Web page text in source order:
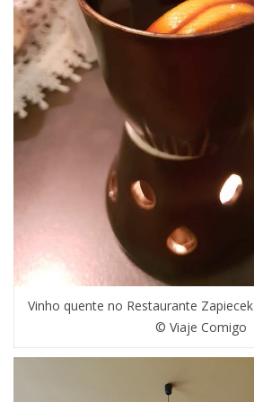
Vinho quente no Restaurante
© Viaje Comigo